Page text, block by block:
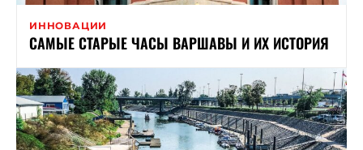
ИННОВАЦИИ
САМЫЕ СТАРЫЕ ЧАСЫ ВАРШАВЫ И ИХ ИСТОРИЯ